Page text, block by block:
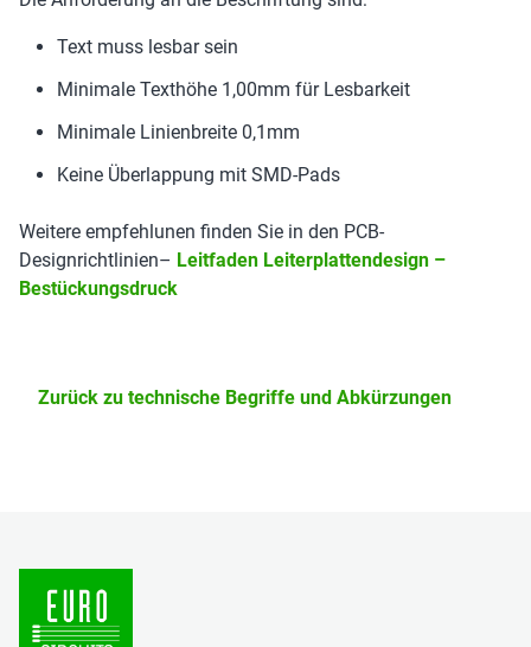
Text muss lesbar sein
Minimale Texthöhe 1,00mm für Lesbarkeit
Minimale Linienbreite 0,1mm
Keine Überlappung mit SMD-Pads
Weitere empfehlunen finden Sie in den PCB-
Designrichtlinien– Leitfaden Leiterplattendesign –
Bestückungsdruck
Zurück zu technische Begriffe und Abkürzungen